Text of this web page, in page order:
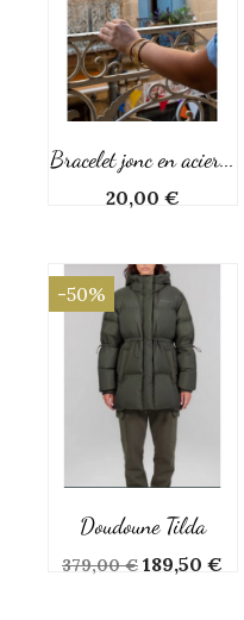
Bracelet jonc en acier...
Prix
20,00 €
Doudoune Tilda
Prix
379,00 € Prix
189,50 €
-50%